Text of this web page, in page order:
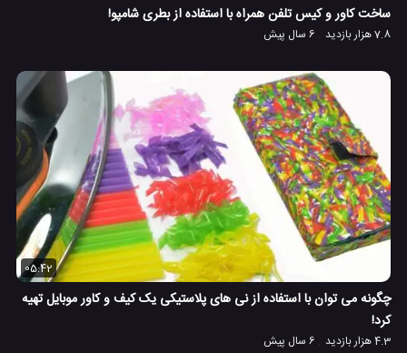
ساخت کاور و کیس تلفن همراه با استفاده از بطری شامپو!
7.8 هزار بازدید 6 سال پیش
05:42
چگونه می توان با استفاده از نی های پلاستیکی یک کیف و کاور موبایل تهیه
کرد!
4.3 هزار بازدید 6 سال پیش